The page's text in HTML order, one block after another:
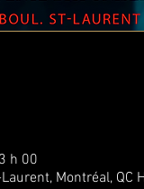
h 00
Montréal, QC